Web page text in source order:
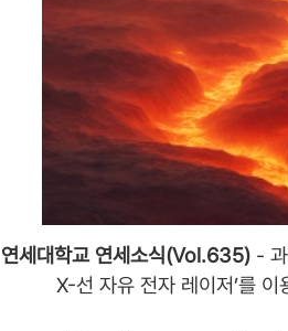
연세대학교 연세소식(Vol.635)-
X-선 자유 전자 레이저’를